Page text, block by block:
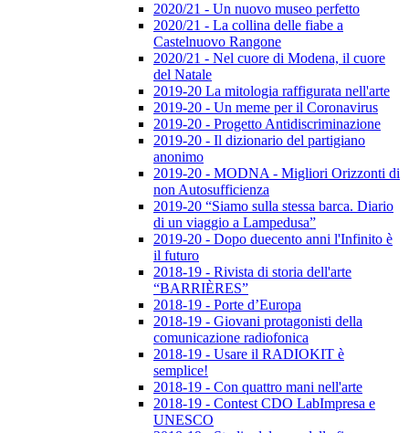
2020/21 - Un nuovo museo perfetto
2020/21 - La collina delle fiabe a
Castelnuovo Rangone
2020/21 - Nel cuore di Modena, il cuore
del Natale
2019-20 La mitologia raffigurata nell'arte
2019-20 - Un meme per il Coronavirus
2019-20 - Progetto Antidiscriminazione
2019-20 - Il dizionario del partigiano
anonimo
2019-20 - MODNA - Migliori Orizzonti di
non Autosufficienza
2019-20 “Siamo sulla stessa barca. Diario
di un viaggio a Lampedusa”
2019-20 - Dopo duecento anni l'Infinito è
il futuro
2018-19 - Rivista di storia dell'arte
“BARRIÈRES”
2018-19 - Porte d’Europa
2018-19 - Giovani protagonisti della
comunicazione radiofonica
2018-19 - Usare il RADIOKIT è
semplice!
2018-19 - Con quattro mani nell'arte
2018-19 - Contest CDO LabImpresa e
UNESCO